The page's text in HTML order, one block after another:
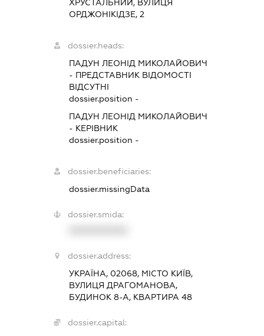
ХРУСТАЛЬНИЙ, ВУЛИЦЯ
ОРДЖОНІКІДЗЕ, 2
dossier.heads:
ПАДУН ЛЕОНІД МИКОЛАЙОВИЧ
- ПРЕДСТАВНИК ВІДОМОСТІ
ВІДСУТНІ
dossier.position -
ПАДУН ЛЕОНІД МИКОЛАЙОВИЧ
- КЕРІВНИК
dossier.position -
dossier.beneficiaries:
dossier.missingData
dossier.smida:
dossier.address:
УКРАЇНА, 02068, МІСТО КИЇВ,
ВУЛИЦЯ ДРАГОМАНОВА,
БУДИНОК 8-А, КВАРТИРА 48
dossier.capital: